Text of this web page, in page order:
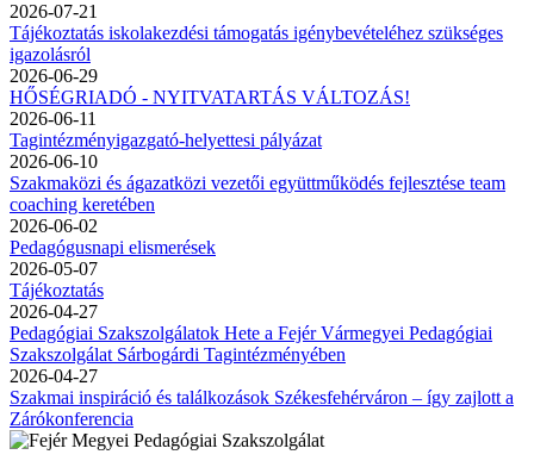
2026-07-21
Tájékoztatás iskolakezdési támogatás igénybevételéhez szükséges
igazolásról
2026-06-29
HŐSÉGRIADÓ - NYITVATARTÁS VÁLTOZÁS!
2026-06-11
Tagintézményigazgató-helyettesi pályázat
2026-06-10
Szakmaközi és ágazatközi vezetői együttműködés fejlesztése team
coaching keretében
2026-06-02
Pedagógusnapi elismerések
2026-05-07
Tájékoztatás
2026-04-27
Pedagógiai Szakszolgálatok Hete a Fejér Vármegyei Pedagógiai
Szakszolgálat Sárbogárdi Tagintézményében
2026-04-27
Szakmai inspiráció és találkozások Székesfehérváron – így zajlott a
Zárókonferencia